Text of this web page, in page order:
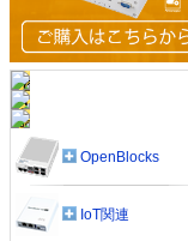
OpenBlocks
IoT関連